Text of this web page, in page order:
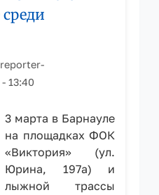
reporter-
13:40
3 марта в Барнауле
на площадках ФОК
«Виктория» (ул.
Юрина, 197а) и
лыжной трассы